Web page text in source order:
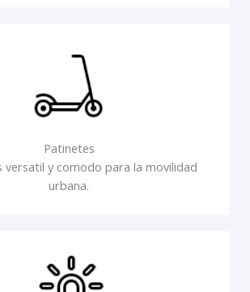
Patinetes
versatil y comodo para la movilidad
urbana.